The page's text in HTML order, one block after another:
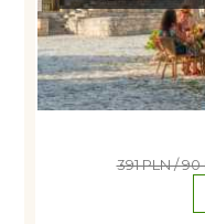
391 PLN / 90